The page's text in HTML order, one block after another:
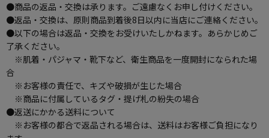
●商品の返品・交換は承ります。ご遠慮なくお申し付けください。
●返品・交換は、原則商品到着後8日以内に当店にご連絡ください。
●以下の場合は返品・交換をお受けいたしかねます。あらかじめご
了承ください。
※肌着・パジャマ・靴下など、衛生商品を一度開封になられた場
合
※お客様の責任で、キズや破損が生じた場合
※商品に付属しているタグ・提げ札の紛失の場合
●返送にかかる送料について
※お客様の都合で返品される場合は、送料はお客様ご負担になり